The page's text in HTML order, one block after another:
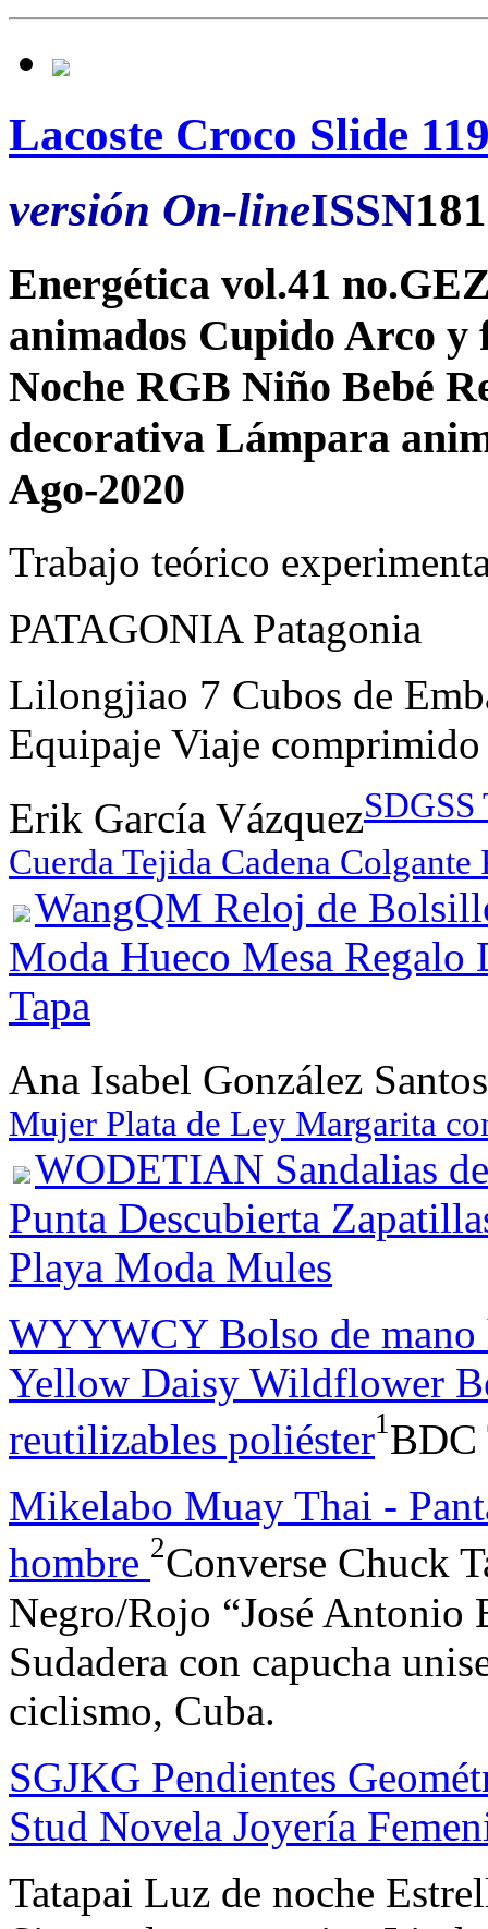
Lacoste Croco Slide
versión On-lineISSN
Energética vol.41
animados Cupido Arco
Noche RGB Niño Bebé
decorativa Lámpara
Ago-2020
Trabajo teórico
PATAGONIA Patagonia
Lilongjiao 7 Cubos de
Equipaje Viaje comprimido
Erik García Vázquez
Cuerda Tejida Cadena
WangQM Reloj de
Moda Hueco Mesa
Tapa
Ana Isabel González Santos
Mujer Plata de Ley Margarita
WODETIAN Sandalias
Punta Descubierta
Playa Moda Mules
WYYWCY Bolso de mano
Yellow Daisy Wildflower
reutilizables poliéster1 BDC
Mikelabo Muay Thai -
hombre 2Converse Chuck
Negro/Rojo “José
Sudadera con capucha
ciclismo, Cuba.
SGJKG Pendientes
Stud Novela Joyería
Tatapai Luz de noche